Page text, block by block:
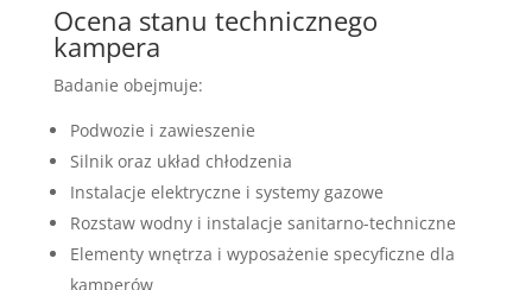
Ocena stanu technicznego
kampera
Badanie obejmuje:
Podwozie i zawieszenie
Silnik oraz układ chłodzenia
Instalacje elektryczne i systemy gazowe
Rozstaw wodny i instalacje sanitarno-techniczne
Elementy wnętrza i wyposażenie specyficzne dla
kamperów